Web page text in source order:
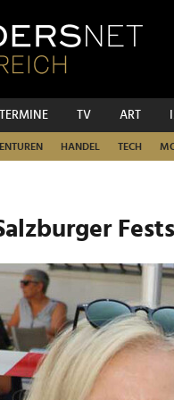
TERMINE TV ART
HANDEL TECH